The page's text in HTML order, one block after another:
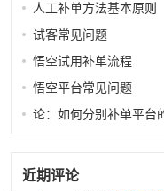
人工补单方法基本原则
试客常见问题
悟空试用补单流程
悟空平台常见问题
论：如何分别补单平台
近期评论